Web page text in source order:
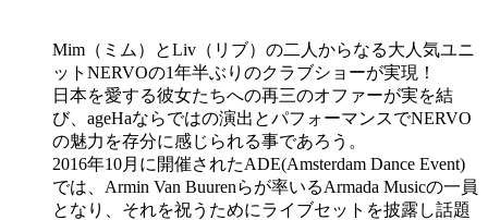
Mim（ミム）とLiv（リブ）の二人からなる大人気ユニ
ットNERVOの1年半ぶりのクラブショーが実現！
日本を愛する彼女たちへの再三のオファーが実を結
び、ageHaならではの演出とパフォーマンスでNERVO
の魅力を存分に感じられる事であろう。
2016年10月に開催されたADE(Amsterdam Dance Event)
では、Armin Van Buurenらが率いるArmada Musicの一員
となり、それを祝うためにライブセットを披露し話題